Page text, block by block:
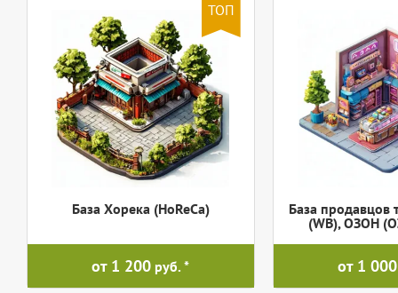
ТОП
База Хорека (HoReCa)
от 1 200 руб.
База продавцов
(WB), ОЗОН
от 1 000